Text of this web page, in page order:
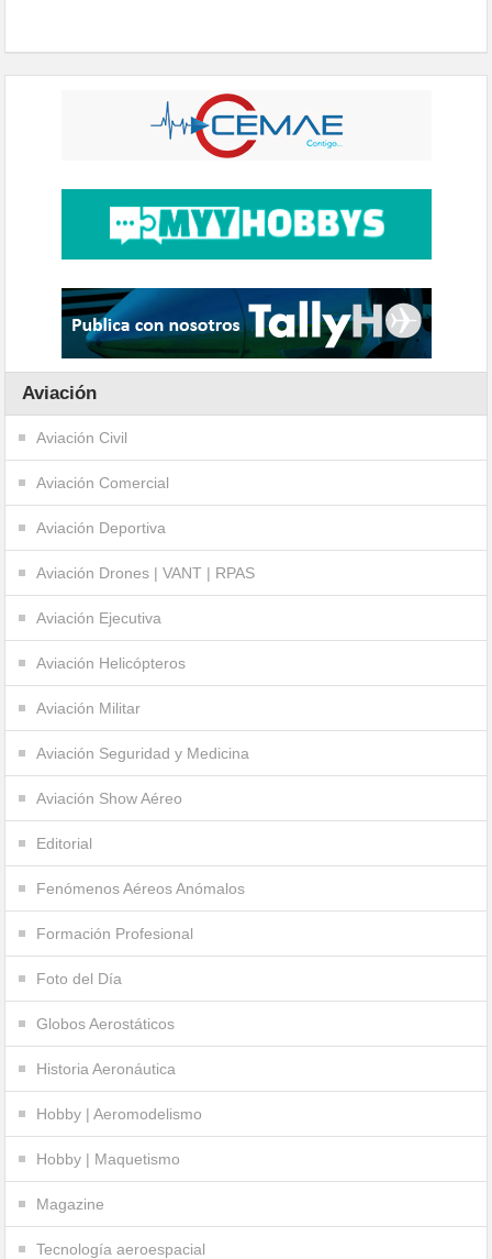
Aviación
Aviación Civil
Aviación Comercial
Aviación Deportiva
Aviación Drones | VANT | RPAS
Aviación Ejecutiva
Aviación Helicópteros
Aviación Militar
Aviación Seguridad y Medicina
Aviación Show Aéreo
Editorial
Fenómenos Aéreos Anómalos
Formación Profesional
Foto del Día
Globos Aerostáticos
Historia Aeronáutica
Hobby | Aeromodelismo
Hobby | Maquetismo
Magazine
Tecnología aeroespacial